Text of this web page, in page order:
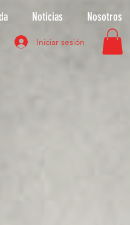
Noticias Nosotros
Iniciar sesión